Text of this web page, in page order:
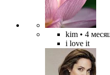
kim • 4
i love it